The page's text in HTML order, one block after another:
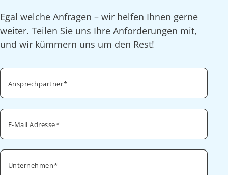
Egal welche Anfragen – wir helfen Ihnen gerne
weiter. Teilen Sie uns Ihre Anforderungen mit,
und wir kümmern uns um den Rest!
Ansprechpartner
E-Mail Adresse
Unternehmen